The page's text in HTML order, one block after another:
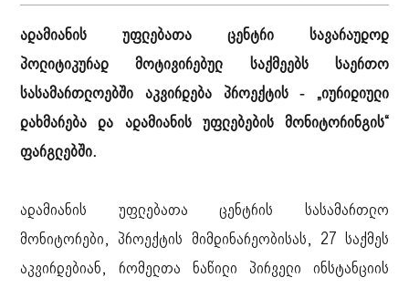
ადამიანის უფლებათა ცენტრი სავარაუდოდ
პოლიტიკურად მოტივირებულ საქმეებს საერთო
სასამართლოებში აკვირდება პროექტის - „იურიდიული
დახმარება და ადამიანის უფლებების მონიტორინგის“
ფარგლებში.
ადამიანის უფლებათა ცენტრის სასამართლო
მონიტორები, პროექტის მიმდინარეობისას, 27 საქმეს
აკვირდებიან, რომელთა ნაწილი პირველი ინსტანციის